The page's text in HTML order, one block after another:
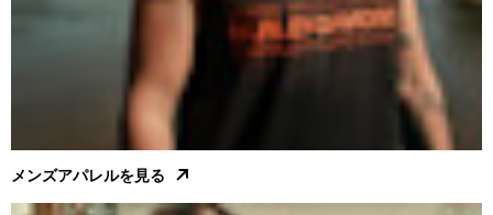
メンズアパレルを見る